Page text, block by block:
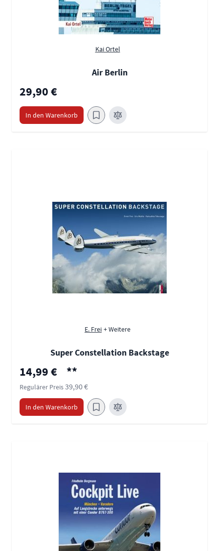
Kai Ortel
Air Berlin
29,90 €
In den Warenkorb
E. Frei + Weitere
Super Constellation Backstage
Sonderpreis
14,99 € **
Regulärer Preis39,90 €
In den Warenkorb